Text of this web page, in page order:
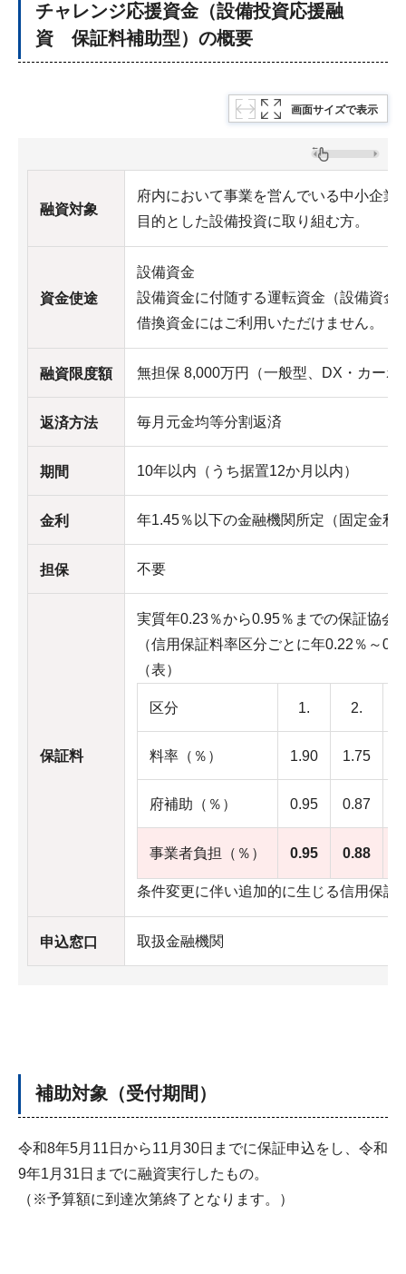
チャレンジ応援資金（設備投資応援融
資 保証料補助型）の概要
画面サイズで表示
融資対象
府内において事業を営んでいる中小企
目的とした設備投資に取り組む方。
資金使途
設備資金
設備資金に付随する運転資金（設備資金
借換資金にはご利用いただけません。
融資限度額 無担保 8,000万円（一般型、DX・カー
返済方法 毎月元金均等分割返済
期間 10年以内（うち据置12か月以内）
金利 年1.45％以下の金融機関所定（固定金利
担保 不要
保証料
実質年0.23％から0.95％までの保証協会
（信用保証料率区分ごとに年0.22％～
（表）
区分 1. 2.
料率（％） 1.90 1.75
府補助（％） 0.95 0.87
事業者負担（％） 0.95 0.88
条件変更に伴い追加的に生じる信用保証
申込窓口 取扱金融機関
補助対象（受付期間）
令和8年5月11日から11月30日までに保証申込をし、令和
9年1月31日までに融資実行したもの。
（※予算額に到達次第終了となります。）